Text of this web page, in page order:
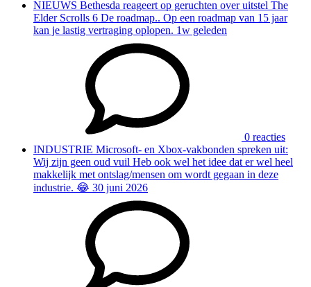
NIEUWS Bethesda reageert op geruchten over uitstel The
Elder Scrolls 6 De roadmap.. Op een roadmap van 15 jaar
kan je lastig vertraging oplopen. 1w geleden
0 reacties
INDUSTRIE Microsoft- en Xbox-vakbonden spreken uit:
Wij zijn geen oud vuil Heb ook wel het idee dat er wel heel
makkelijk met ontslag/mensen om wordt gegaan in deze
industrie. 😂 30 juni 2026